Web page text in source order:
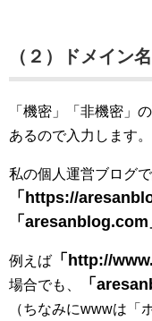
（２）ドメイン
「機密」「非機密」
あるので入力します。
私の個人運営ブログ
「https://
「aresanblog.com
例えば 「http://
場合でも、
「
（ちなみにwwwは「